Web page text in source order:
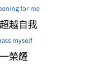
for me
越自我
myself
榮耀